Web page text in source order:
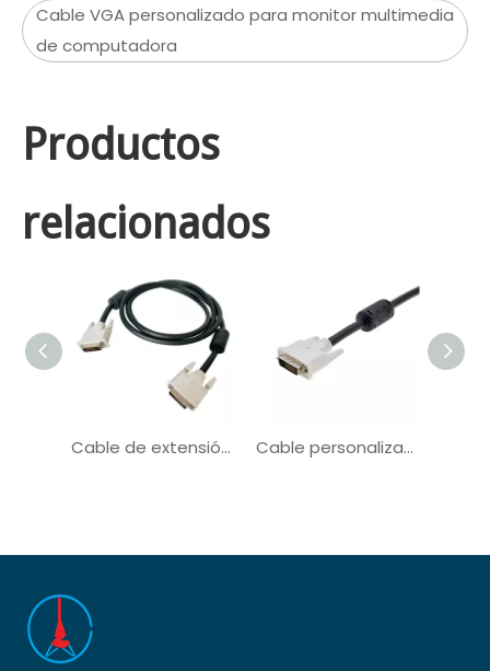
Cable VGA personalizado para monitor multimedia
de computadora
Productos
relacionados
Cable de extensión del cable del monitor de computadora del enchufe del OEM VGA a VGA Cable personalizado OEM VGA a HDMI para audio de pantalla automotriz